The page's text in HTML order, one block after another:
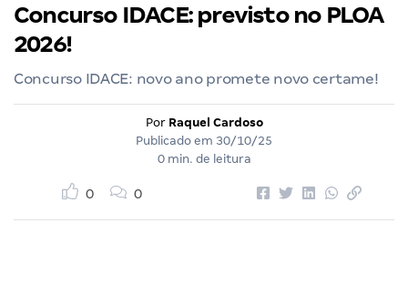
Concurso IDACE: previsto no PLOA
2026!
Concurso IDACE: novo ano promete novo certame!
Por Raquel Cardoso
Publicado em 30/10/25
0 min. de leitura
0 0